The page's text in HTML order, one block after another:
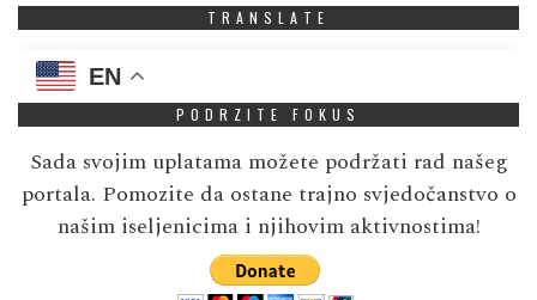
TRANSLATE
EN
PODRZITE FOKUS
Sada svojim uplatama možete podržati rad našeg
portala. Pomozite da ostane trajno svjedočanstvo o
našim iseljenicima i njihovim aktivnostima!